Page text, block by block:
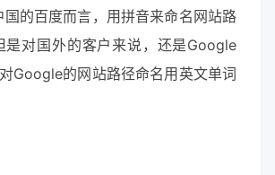
的百度而言，用拼音来命名网站路
是对国外的客户来说，还是Google
Google的网站路径命名用英文单词